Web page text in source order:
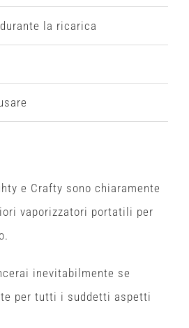
la ricarica
e Crafty sono chiaramente
vaporizzatori portatili per
inevitabilmente se
per tutti i suddetti aspetti